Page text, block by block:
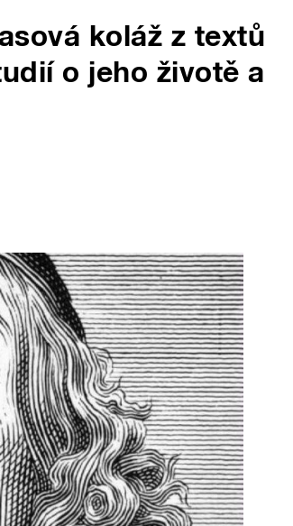
koláž z textů
o jeho životě a